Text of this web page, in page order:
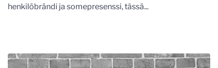
henkilöbrändi ja somepresenssi, tässä...